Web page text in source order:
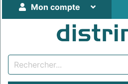
Mon compte